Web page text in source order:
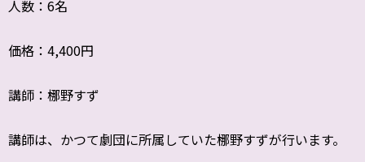
人数：6名
価格：4,400円
講師：梛野すず
講師は、かつて劇団に所属していた梛野すずが行います。